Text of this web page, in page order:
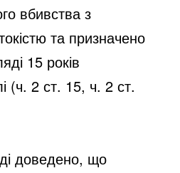
вбивства з
та призначено
15 років
(ч. 2 ст. 15, ч. 2 ст.
доведено, що